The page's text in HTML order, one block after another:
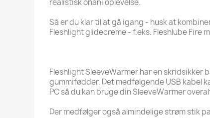
realistisk onani oplevelse.
Så er du klar til at gå igang - husk at
Fleshlight glidecreme - f.eks. Fleshlube Fire
Fleshlight SleeveWarmer har en skridsikker
gummifødder. Det medfølgende USB kabel
PC så du kan bruge din SleeveWarmer
Der medfølger også almindelige strøm stik